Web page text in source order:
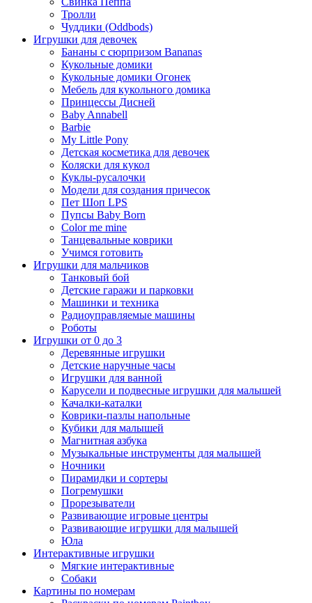
Тролли
Чуддики (Oddbods)
Игрушки для девочек
Бананы с сюрпризом Bananas
Кукольные домики
Кукольные домики Огонек
Мебель для кукольного домика
Принцессы Дисней
Baby Annabell
Barbie
My Little Pony
Детская косметика для девочек
Коляски для кукол
Куклы-русалочки
Модели для создания причесок
Пет Шоп LPS
Пупсы Baby Born
Сolor me mine
Танцевальные коврики
Учимся готовить
Игрушки для мальчиков
Танковый бой
Детские гаражи и парковки
Машинки и техника
Радиоуправляемые машины
Роботы
Игрушки от 0 до 3
Деревянные игрушки
Детские наручные часы
Игрушки для ванной
Карусели и подвесные игрушки для малышей
Качалки-каталки
Коврики-пазлы напольные
Кубики для малышей
Магнитная азбука
Музыкальные инструменты для малышей
Ночники
Пирамидки и сортеры
Погремушки
Прорезыватели
Развивающие игровые центры
Развивающие игрушки для малышей
Юла
Интерактивные игрушки
Мягкие интерактивные
Собаки
Картины по номерам